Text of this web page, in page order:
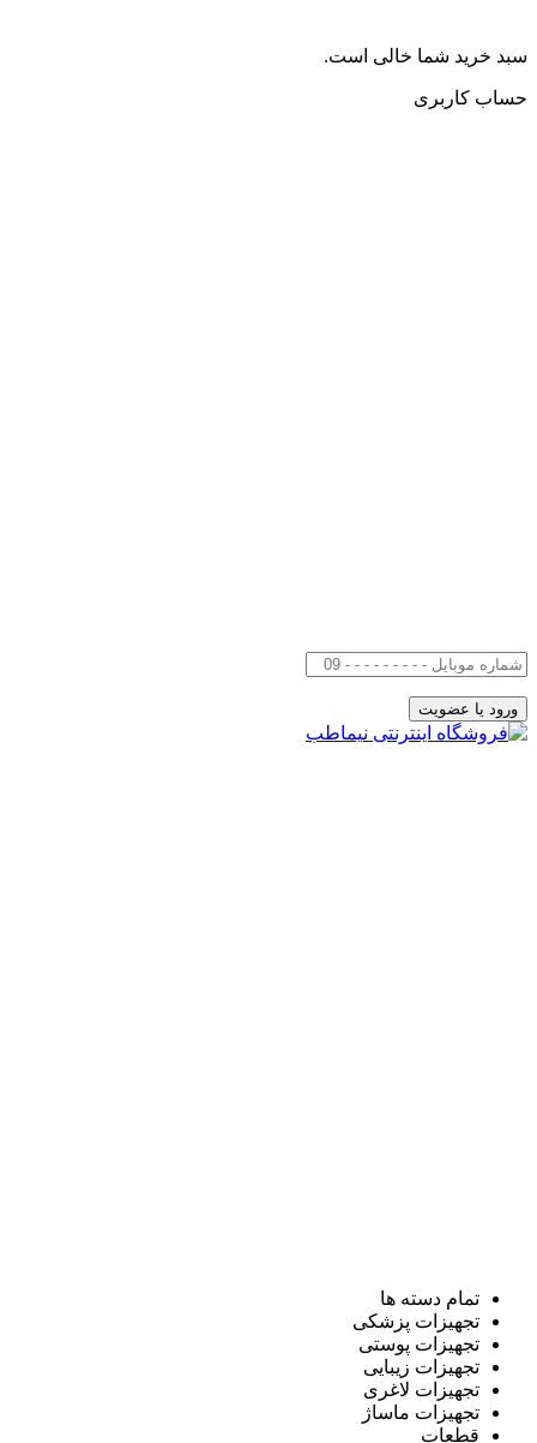
سبد خرید شما خالی است.
حساب کاربری
تمام دسته ها
تجهیزات پزشکی
تجهیزات پوستی
تجهیزات زیبایی
تجهیزات لاغری
تجهیزات ماساژ
قطعات